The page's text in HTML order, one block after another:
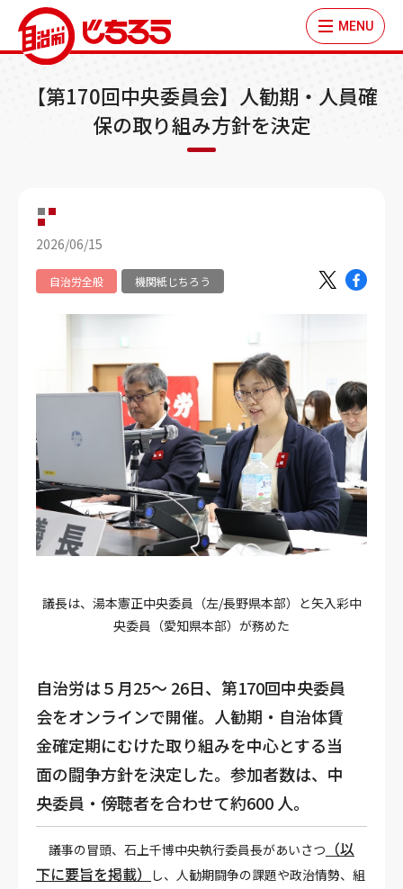
MENU
【第170回中央委員会】人勧期・人員確
保の取り組み方針を決定
2026/06/15
自治労全般 機関紙じちろう
議長は、湯本憲正中央委員（左/長野県本部）と矢入彩中
央委員（愛知県本部）が務めた
自治労は５月25～ 26日、第170回中央委員
会をオンラインで開催。人勧期・自治体賃
金確定期にむけた取り組みを中心とする当
面の闘争方針を決定した。参加者数は、中
央委員・傍聴者を合わせて約600 人。
議事の冒頭、石上千博中央執行委員長があいさつ （以
下に要旨を掲載）
し、人勧期闘争の課題や政治情勢、組